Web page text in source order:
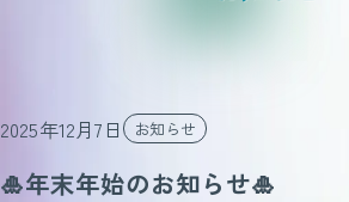
2025年12月7日 お知らせ
🎍年末年始のお知らせ🎍